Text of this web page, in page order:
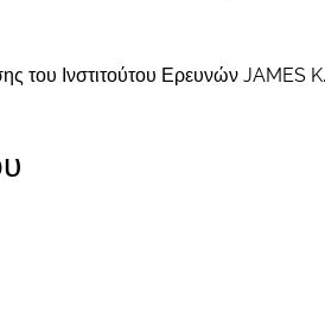
του Ινστιτούτου Ερευνών